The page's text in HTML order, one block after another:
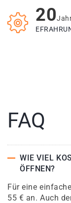
20
FAQ
WIE VIEL
ÖFFNEN?
Für eine
55 € an. Auch